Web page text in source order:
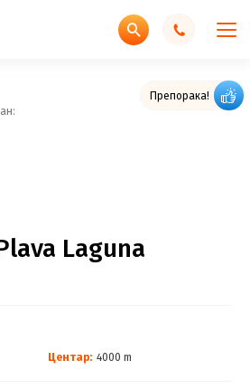
Препорака!
Laguna
Центар: 4000 m